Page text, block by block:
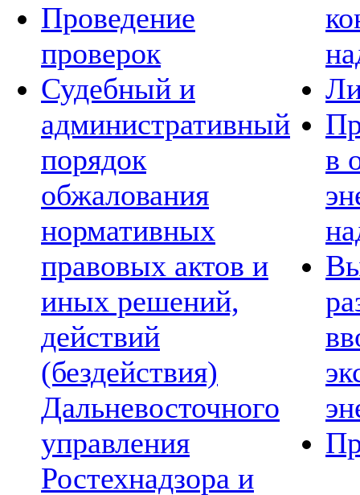
Проведение
проверок
Судебный и
административный
порядок
обжалования
нормативных
правовых актов и
иных решений,
действий
(бездействия)
Дальневосточного
управления
Ростехнадзора и
в